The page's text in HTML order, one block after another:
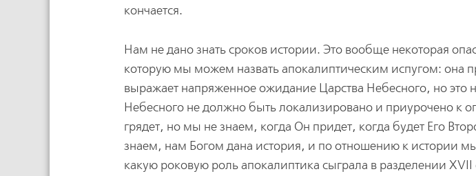
кончается.
Нам не дано знать сроков истории. Это вообще некоторая
которую мы можем назвать апокалиптическим испугом: она
выражает напряженное ожидание Царства Небесного, но это
Небесного не должно быть локализировано и приурочено к
грядет, но мы не знаем, когда Он придет, когда будет Его
знаем, нам Богом дана история, и по отношению к истории
какую роковую роль апокалиптика сыграла в разделении XVII